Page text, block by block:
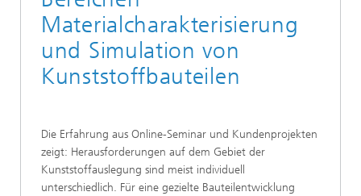
Materialcharakterisierung
und Simulation von
Kunststoffbauteilen
Die Erfahrung aus Online-Seminar und Kundenprojekten
zeigt: Herausforderungen auf dem Gebiet der
Kunststoffauslegung sind meist individuell
unterschiedlich. Für eine gezielte Bauteilentwicklung